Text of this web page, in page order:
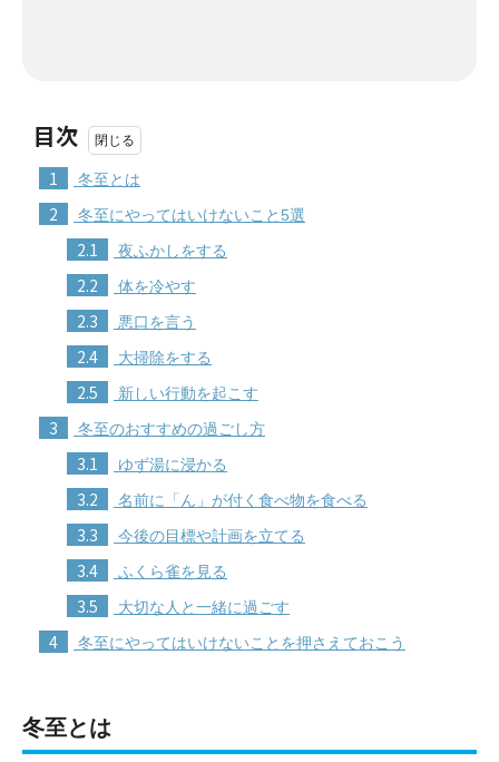
目次
1 冬至とは
2 冬至にやってはいけないこと5選
2.1 夜ふかしをする
2.2 体を冷やす
2.3 悪口を言う
2.4 大掃除をする
2.5 新しい行動を起こす
3 冬至のおすすめの過ごし方
3.1 ゆず湯に浸かる
3.2 名前に「ん」が付く食べ物を食べる
3.3 今後の目標や計画を立てる
3.4 ふくら雀を見る
3.5 大切な人と一緒に過ごす
4 冬至にやってはいけないことを押さえておこう
冬至とは